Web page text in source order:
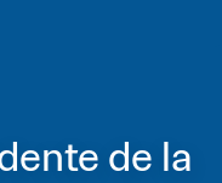
de la